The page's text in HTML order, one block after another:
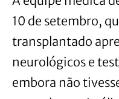
10 de setembro,
transplantado
neurológicos e
embora não